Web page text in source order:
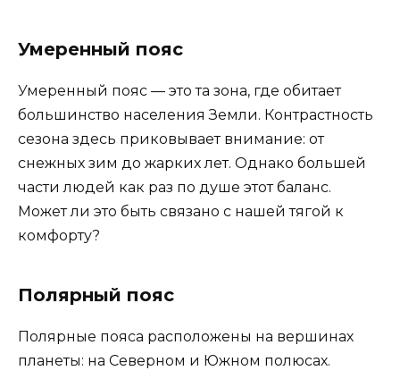
Умеренный пояс
Умеренный пояс — это та зона, где обитает
большинство населения Земли. Контрастность
сезона здесь приковывает внимание: от
снежных зим до жарких лет. Однако большей
части людей как раз по душе этот баланс.
Может ли это быть связано с нашей тягой к
комфорту?
Полярный пояс
Полярные пояса расположены на вершинах
планеты: на Северном и Южном полюсах.